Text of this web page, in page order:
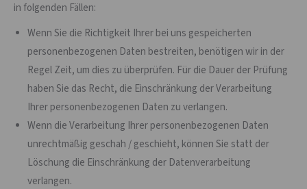
in folgenden Fällen:
Wenn Sie die Richtigkeit Ihrer bei uns gespeicherten
personenbezogenen Daten bestreiten, benötigen wir in der
Regel Zeit, um dies zu überprüfen. Für die Dauer der Prüfung
haben Sie das Recht, die Einschränkung der Verarbeitung
Ihrer personenbezogenen Daten zu verlangen.
Wenn die Verarbeitung Ihrer personenbezogenen Daten
unrechtmäßig geschah / geschieht, können Sie statt der
Löschung die Einschränkung der Datenverarbeitung
verlangen.